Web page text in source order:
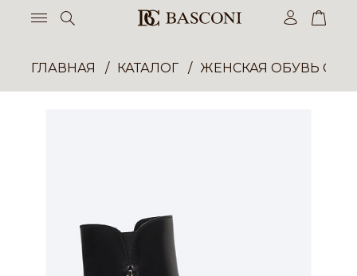
ГЛАВНАЯ КАТАЛОГ ЖЕНСКАЯ ОБУВЬ